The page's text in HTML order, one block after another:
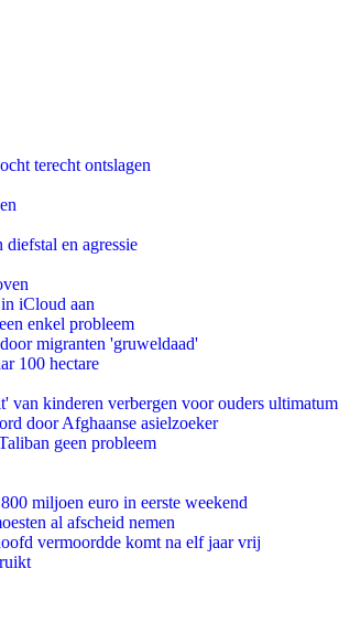
terecht ontslagen
en agressie
iCloud aan
enkel probleem
migranten 'gruweldaad'
100 hectare
van kinderen verbergen voor ouders ultimatum
door Afghaanse asielzoeker
geen probleem
miljoen euro in eerste weekend
al afscheid nemen
vermoordde komt na elf jaar vrij